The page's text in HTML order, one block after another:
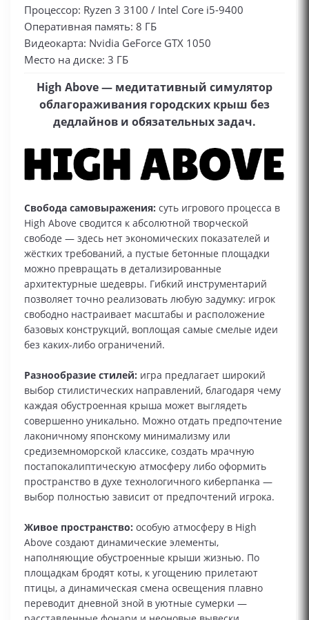
Процессор: Ryzen 3 3100 / Intel Core i5-9400
Оперативная память: 8 ГБ
Видеокарта: Nvidia GeForce GTX 1050
Место на диске: 3 ГБ
High Above — медитативный симулятор
облагораживания городских крыш без
дедлайнов и обязательных задач.
Свобода самовыражения: суть игрового процесса в
High Above сводится к абсолютной творческой
свободе — здесь нет экономических показателей и
жёстких требований, а пустые бетонные площадки
можно превращать в детализированные
архитектурные шедевры. Гибкий инструментарий
позволяет точно реализовать любую задумку: игрок
свободно настраивает масштабы и расположение
базовых конструкций, воплощая самые смелые идеи
без каких‑либо ограничений.
Разнообразие стилей: игра предлагает широкий
выбор стилистических направлений, благодаря чему
каждая обустроенная крыша может выглядеть
совершенно уникально. Можно отдать предпочтение
лаконичному японскому минимализму или
средиземноморской классике, создать мрачную
постапокалиптическую атмосферу либо оформить
пространство в духе технологичного киберпанка —
выбор полностью зависит от предпочтений игрока.
Живое пространство: особую атмосферу в High
Above создают динамические элементы,
наполняющие обустроенные крыши жизнью. По
площадкам бродят коты, к угощению прилетают
птицы, а динамическая смена освещения плавно
переводит дневной зной в уютные сумерки —